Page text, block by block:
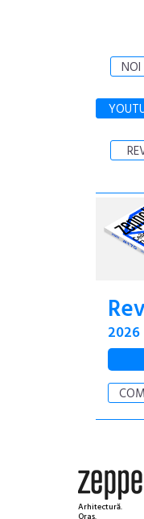
NOI
2026
Arhitectură.